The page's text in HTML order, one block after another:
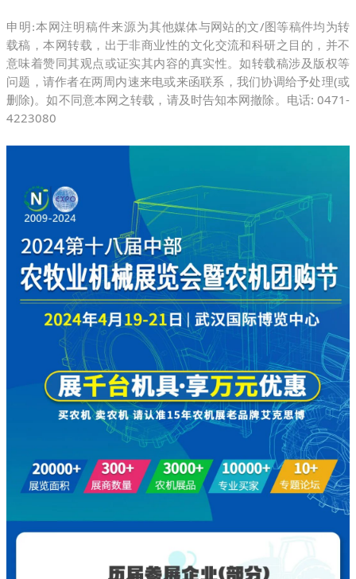
申明:本网注明稿件来源为其他媒体与网站的文/图等稿件均为转
载稿，本网转载，出于非商业性的文化交流和科研之目的，并不
意味着赞同其观点或证实其内容的真实性。如转载稿涉及版权等
问题，请作者在两周内速来电或来函联系，我们协调给予处理(或
删除)。如不同意本网之转载，请及时告知本网撤除。电话: 0471-
4223080